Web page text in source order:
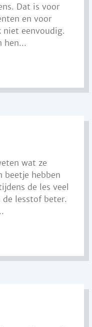
Dat is voor
en voor
niet eenvoudig.
hen...
wat ze
beetje hebben
de les veel
de lesstof beter.